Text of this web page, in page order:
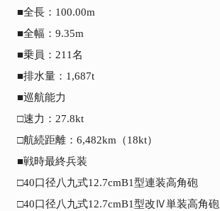
■全長：100.00m
■全幅：9.35m
■乗員：211名
■排水量：1,687t
■巡航能力
□速力：27.8kt
□航続距離：6,482km（18kt）
■戦時最終兵装
□40口径八九式12.7cmB1型連装高角砲
□40口径八九式12.7cmB1型改Ⅳ単装高角砲